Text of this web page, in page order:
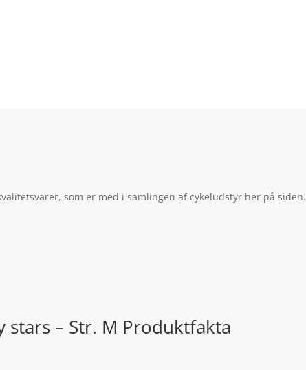
som er med i samlingen af cykeludstyr her på siden.
stars – Str. M Produktfakta